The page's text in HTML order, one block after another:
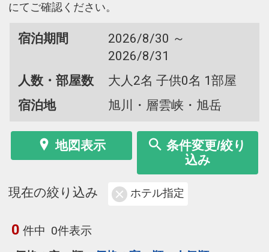
にてご確認ください。
宿泊期間
2026/8/30 ～
2026/8/31
人数・部屋数
大人2名 子供0名 1部屋
宿泊地
旭川・層雲峡・旭岳
地図表示
条件変更/絞り
込み
現在の絞り込み ホテル指定
0 件中 0件表示